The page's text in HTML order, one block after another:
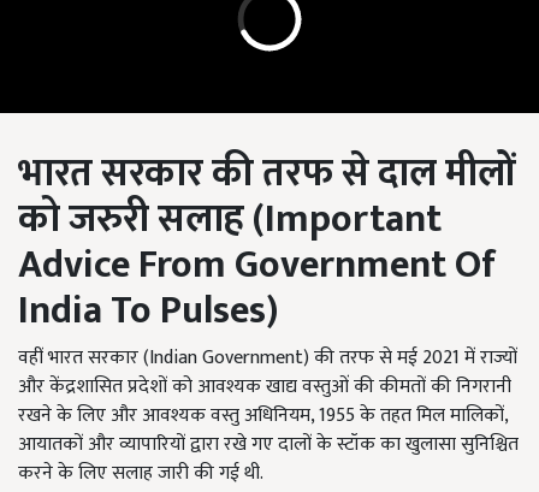
भारत सरकार की तरफ से दाल मीलों
को जरुरी सलाह (Important
Advice From Government Of
India To Pulses)
वहीं भारत सरकार (Indian Government) की तरफ से मई 2021 में राज्यों
और केंद्रशासित प्रदेशों को आवश्यक खाद्य वस्तुओं की कीमतों की निगरानी
रखने के लिए और आवश्यक वस्तु अधिनियम, 1955 के तहत मिल मालिकों,
आयातकों और व्यापारियों द्वारा रखे गए दालों के स्टॉक का खुलासा सुनिश्चित
करने के लिए सलाह जारी की गई थी.